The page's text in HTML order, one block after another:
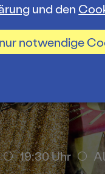
Spielplan
Repertoire
Konzerte
Ticketkauf
BTU-
Ensemble
Jobs und
19:30 Uhr
Uhr
und den
nur notwendige